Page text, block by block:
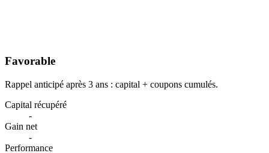
Favorable
Rappel anticipé après 3 ans : capital + coupons cumulés.
Capital récupéré
-
Gain net
-
Performance